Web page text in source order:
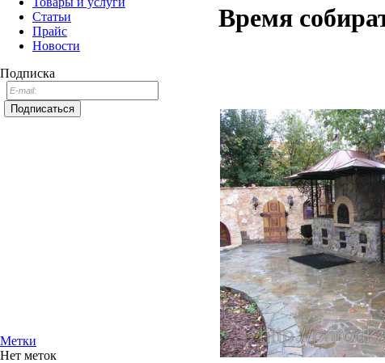
Статьи
Прайс
Новости
Подписка
Метки
Нет меток
Время